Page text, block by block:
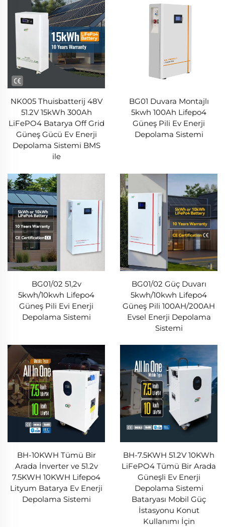
NK005 Thuisbatterij 48V
51.2V 15kWh 300Ah
LiFePO4 Batarya Off Grid
Güneş Gücü Ev Enerji
Depolama Sistemi BMS
ile
BG01 Duvara Montajlı
5kwh 100Ah Lifepo4
Güneş Pili Ev Enerji
Depolama Sistemi
BG01/02 51,2v
5kwh/10kwh Lifepo4
Güneş Pili Evi Enerji
Depolama Sistemi
BG01/02 Güç Duvarı
5kwh/10kwh Lifepo4
Güneş Pili 100AH/200AH
Evsel Enerji Depolama
Sistemi
BH-10KWH Tümü Bir
Arada İnverter ve 51.2v
7.5KWH 10KWH Lifepo4
Lityum Batarya Ev Enerji
Depolama Sistemi
BH-7.5KWH 51.2V 10KWh
LiFePO4 Tümü Bir Arada
Güneşli Ev Enerji
Depolama Sistemi
Bataryası Mobil Güç
İstasyonu Konut
Kullanımı İçin